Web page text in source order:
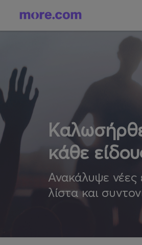
κάθε
Ανακάλυψε νέες
λίστα και